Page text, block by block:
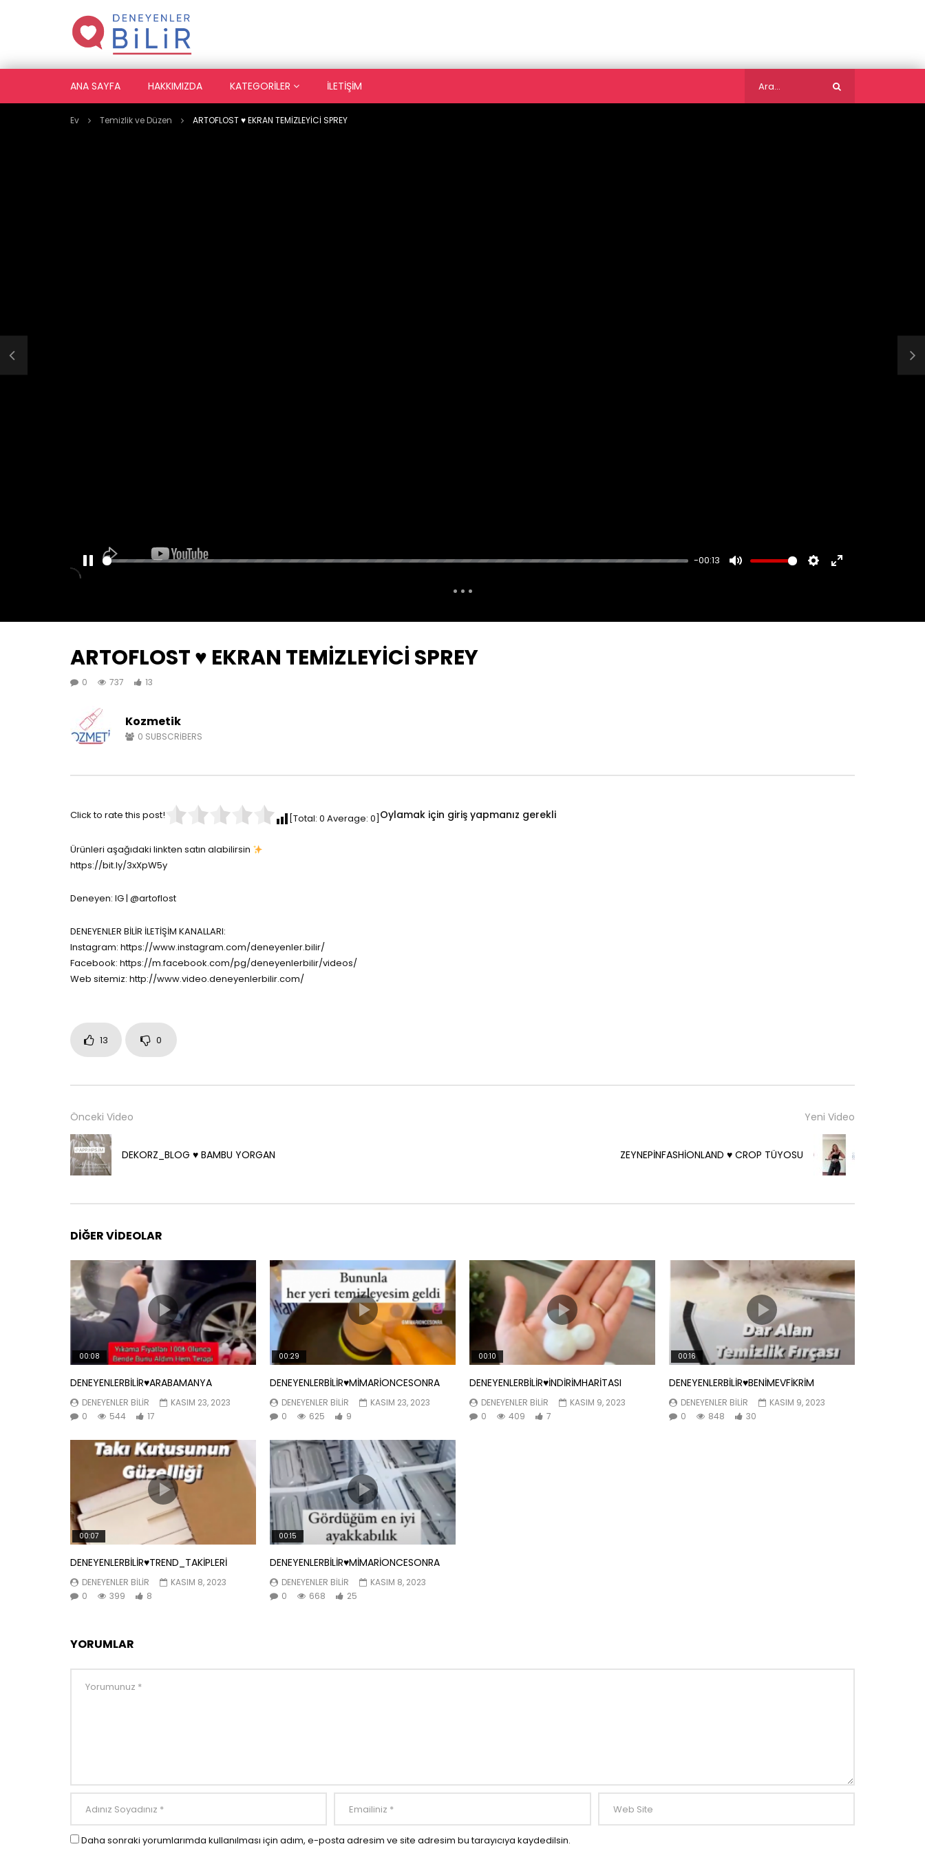
ANA SAYFA HAKKIMIZDA KATEGORILER İLETIŞIM
Ev Temizlik ve Düzen ARTOFLOST ♥️ EKRAN TEMİZLEYİCİ SPREY
-00:13
ARTOFLOST ♥️ EKRAN TEMİZLEYİCİ SPREY
0 737 13
Kozmetik
0 SUBSCRIBERS
Click to rate this post! [Total: 0 Average: 0 Oylamak için giriş yapmanız gerekli
Ürünleri aşağıdaki linkten satın alabilirsin
https://bit.ly/3xXpW5y
Deneyen: IG | @artoflost
DENEYENLER BİLİR İLETİŞİM KANALLARI:
Instagram: https://www.instagram.com/deneyenler.bilir/
Facebook: https://m.facebook.com/pg/deneyenlerbilir/videos/
Web sitemiz: http://www.video.deneyenlerbilir.com/
13 0
Önceki Video
DEKORZ_BLOG ♥️ BAMBU YORGAN
Yeni Video
ZEYNEPİNFASHİONLAND ♥️ CROP TÜYOSU
DIĞER VIDEOLAR
00:08
DENEYENLERBİLİR♥️ARABAMANYA
DENEYENLER BILIR
KASIM 23, 2023
0
544 17
00:29
DENEYENLERBİLİR♥️MİMARİONCESONRA
DENEYENLER BILIR
KASIM 23, 2023
0
625 9
00:10
DENEYENLERBİLİR♥️İNDİRİMHARİTASI
DENEYENLER BILIR
KASIM 9, 2023
0
409 7
00:16
DENEYENLERBİLİR♥️BENİMEVFİKRİM
DENEYENLER BILIR
KASIM 9, 2023
0
848 30
00:07
DENEYENLERBİLİR♥️TREND_TAKİPLERİ
DENEYENLER BILIR
KASIM 8, 2023
0
399 8
00:15
DENEYENLERBİLİR♥️MİMARİONCESONRA
DENEYENLER BILIR
KASIM 8, 2023
0
668 25
YORUMLAR
Daha sonraki yorumlarımda kullanılması için adım, e-posta adresim ve site adresim bu tarayıcıya kaydedilsin.